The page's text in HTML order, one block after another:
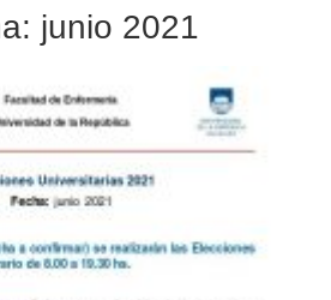
junio 2021